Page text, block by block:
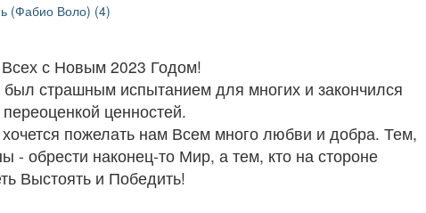
(Фабио Воло) (4)
с Новым 2023 Годом!
страшным испытанием для многих и закончился
ценностей.
пожелать нам Всем много любви и добра. Тем,
- обрести наконец-то Мир, а тем, кто на стороне
Выстоять и Победить!